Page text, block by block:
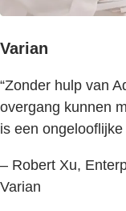
Varian
“Zonder hulp van
overgang kunnen
is een ongelooflijke
– Robert Xu,
Varian